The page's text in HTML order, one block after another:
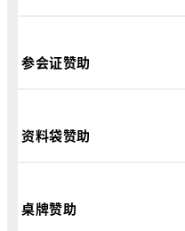
参会证赞助
资料袋赞助
桌牌赞助